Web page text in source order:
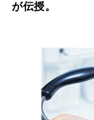
が伝授。